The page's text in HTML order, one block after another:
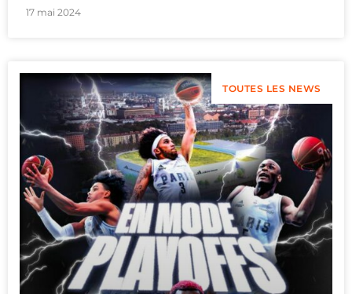
17 mai 2024
TOUTES LES NEWS